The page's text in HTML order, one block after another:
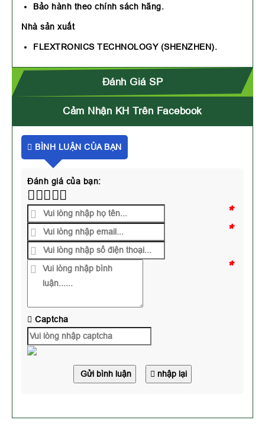
Bảo hành theo chính sách hãng.
Nhà sản xuất
FLEXTRONICS TECHNOLOGY (SHENZHEN).
Đánh Giá SP
Cảm Nhận KH Trên Facebook
BÌNH LUẬN CỦA BẠN
Đánh giá của bạn:
*
*
*
Captcha
Gửi bình luận nhập lại